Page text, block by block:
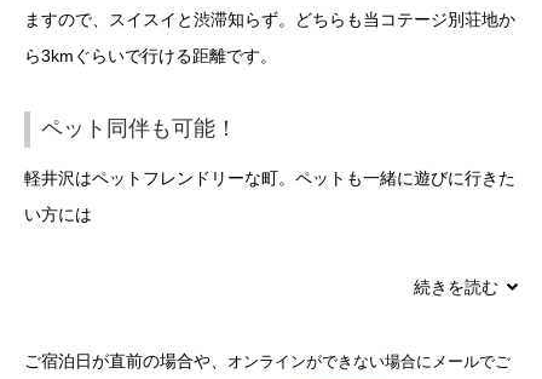
ますので、スイスイと渋滞知らず。どちらも当コテージ別荘地か
ら3kmぐらいで行ける距離です。
ペット同伴も可能！
軽井沢はペットフレンドリーな町。ペットも一緒に遊びに行きた
い方には
こちらのコテージがお勧め！一戸建てですので、他の宿泊者に気
す。全棟ペット同伴可能となっております。
続きを読む
ご宿泊日が直前の場合や、 オンラインができない場合にメールでご